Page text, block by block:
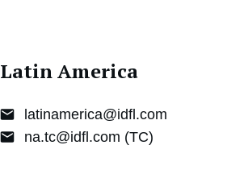
Latin America
latinamerica@idfl.com
na.tc@idfl.com (TC)